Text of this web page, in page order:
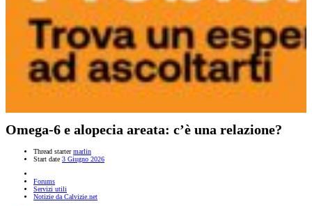
Omega-6 e alopecia areata: c’è una relazione?
Thread starter marlin
Start date 3 Giugno 2026
Forums
Servizi utili
Notizie da Calvizie.net